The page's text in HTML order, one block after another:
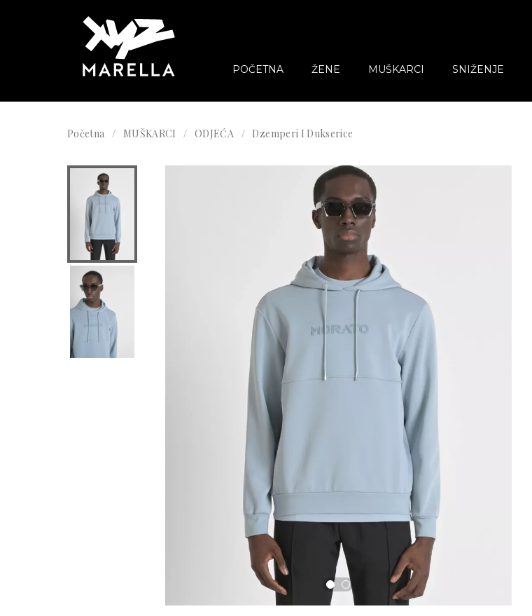
POČETNA ŽENE MUŠKARCI SNIŽENJE
Početna MUŠKARCI ODJEĆA Dzemperi I Dukserice